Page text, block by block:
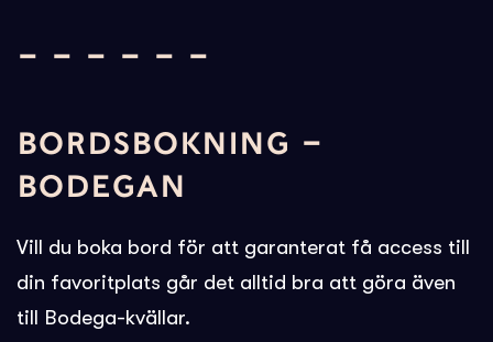
– – – – – –
BORDSBOKNING –
BODEGAN
Vill du boka bord för att garanterat få access till
din favoritplats går det alltid bra att göra även
till Bodega-kvällar.